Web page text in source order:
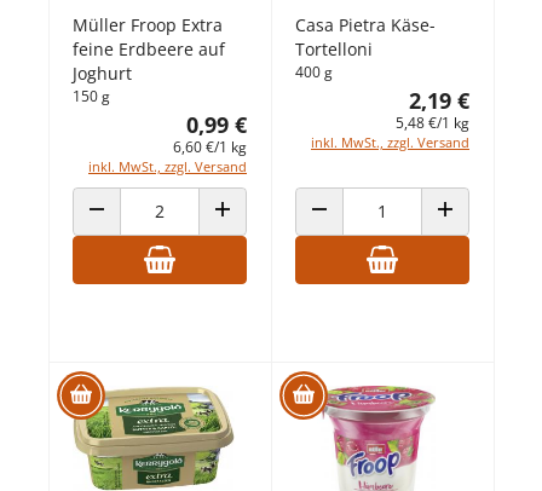
Müller Froop Extra
feine Erdbeere auf
Joghurt
150 g
0,99 €
6,60 €/1 kg
inkl. MwSt., zzgl. Versand
ANZAHL VERRINGERNANZAHL ERHÖHEN
Casa Pietra Käse-
Tortelloni
400 g
2,19 €
5,48 €/1 kg
inkl. MwSt., zzgl. Versand
ANZAHL VERRINGERNANZAHL